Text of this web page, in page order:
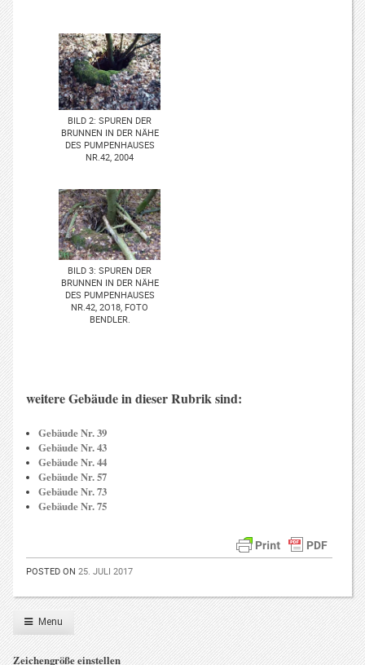
BILD 2: SPUREN DER
BRUNNEN IN DER NÄHE
DES PUMPENHAUSES
NR.42, 2004
BILD 3: SPUREN DER
BRUNNEN IN DER NÄHE
DES PUMPENHAUSES
NR.42, 2O18, FOTO
BENDLER.
weitere Gebäude in dieser Rubrik sind:
Gebäude Nr. 39
Gebäude Nr. 43
Gebäude Nr. 44
Gebäude Nr. 57
Gebäude Nr. 73
Gebäude Nr. 75
POSTED ON 25. JULI 2017
Menu
Zeichengröße einstellen